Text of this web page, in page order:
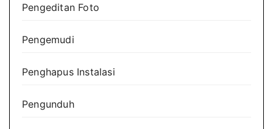
Pengeditan Foto
Pengemudi
Penghapus Instalasi
Pengunduh